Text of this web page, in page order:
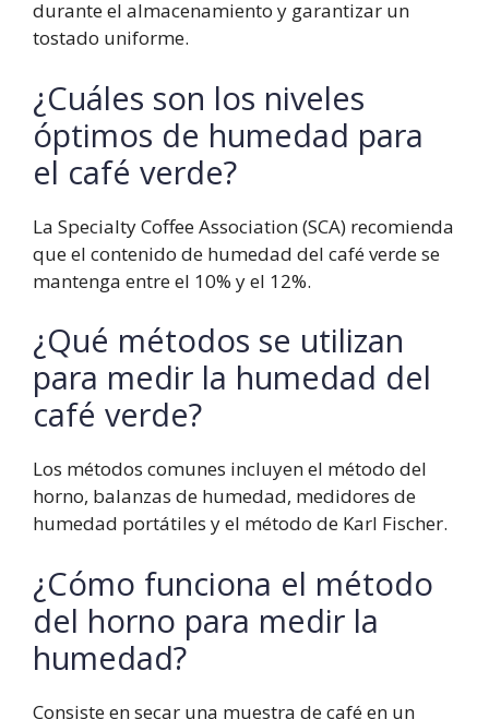
durante el almacenamiento y garantizar un
tostado uniforme.
¿Cuáles son los niveles
óptimos de humedad para
el café verde?
La Specialty Coffee Association (SCA) recomienda
que el contenido de humedad del café verde se
mantenga entre el 10% y el 12%.
¿Qué métodos se utilizan
para medir la humedad del
café verde?
Los métodos comunes incluyen el método del
horno, balanzas de humedad, medidores de
humedad portátiles y el método de Karl Fischer.
¿Cómo funciona el método
del horno para medir la
humedad?
Consiste en secar una muestra de café en un